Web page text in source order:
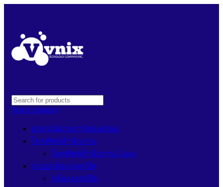
Select category
อุปกรณ์อ่านการ์ดSanDisk
โทรศัพท์สำนักงาน
โทรศัพท์สำนักงาน Cisco
ระบบกล้องวงจรปิด
กล้องวงจรปิด